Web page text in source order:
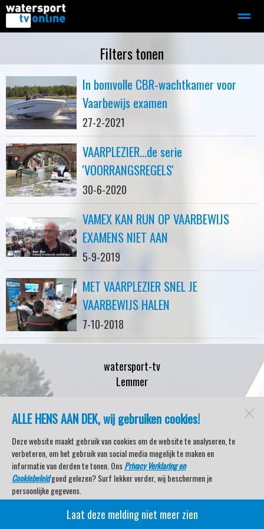
Motorboot-sloep Adverteren
Home
ALLE HENS AAN DEK, wij gebruiken cookies!
Deze website maakt gebruik van cookies om de website te analyseren, te
verbeteren, om het gebruik van social media mogelijk te maken en
informatie van derden te tonen. OnsPrivacy Verklaring en
Cookiebeleidgoed gelezen? Surf lekker verder, wij beschermen je
persoonlijke gegevens.
Veel kijkplezier met Watersport TV Beleving & Nieuws!
Laat deze melding niet meer zien
Filters tonen
In bomvolle CBR-wachtkamer voor
Vaarbewijs examen
27-2-2021
VAARPLEZIER...de serie
'VOORRANGSREGELS'
30-6-2020
VAMEX KAN RUN OP VAARBEWIJS
EXAMENS NIET AAN
5-9-2019
MET VAARPLEZIER SNEL JE
VAARBEWIJS HALEN
7-10-2018
watersport-tv
Lemmer
Open desktopversie
SdH Vormgeving |Ziber DS4